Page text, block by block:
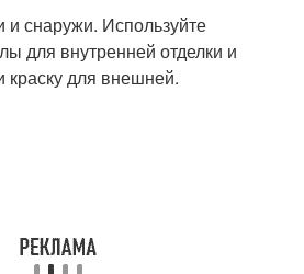
и снаружи. Используйте
для внутренней отделки и
для внешней.